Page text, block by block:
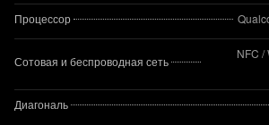
Процессор
Сотовая и беспроводная сеть
NFC /
Диагональ